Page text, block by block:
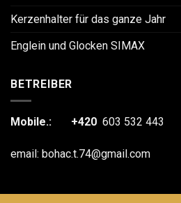
Kerzenhalter für das ganze Jahr
Englein und Glocken SIMAX
BETREIBER
Mobile.: +420 603 532 443
email: bohac.t.74@gmail.com